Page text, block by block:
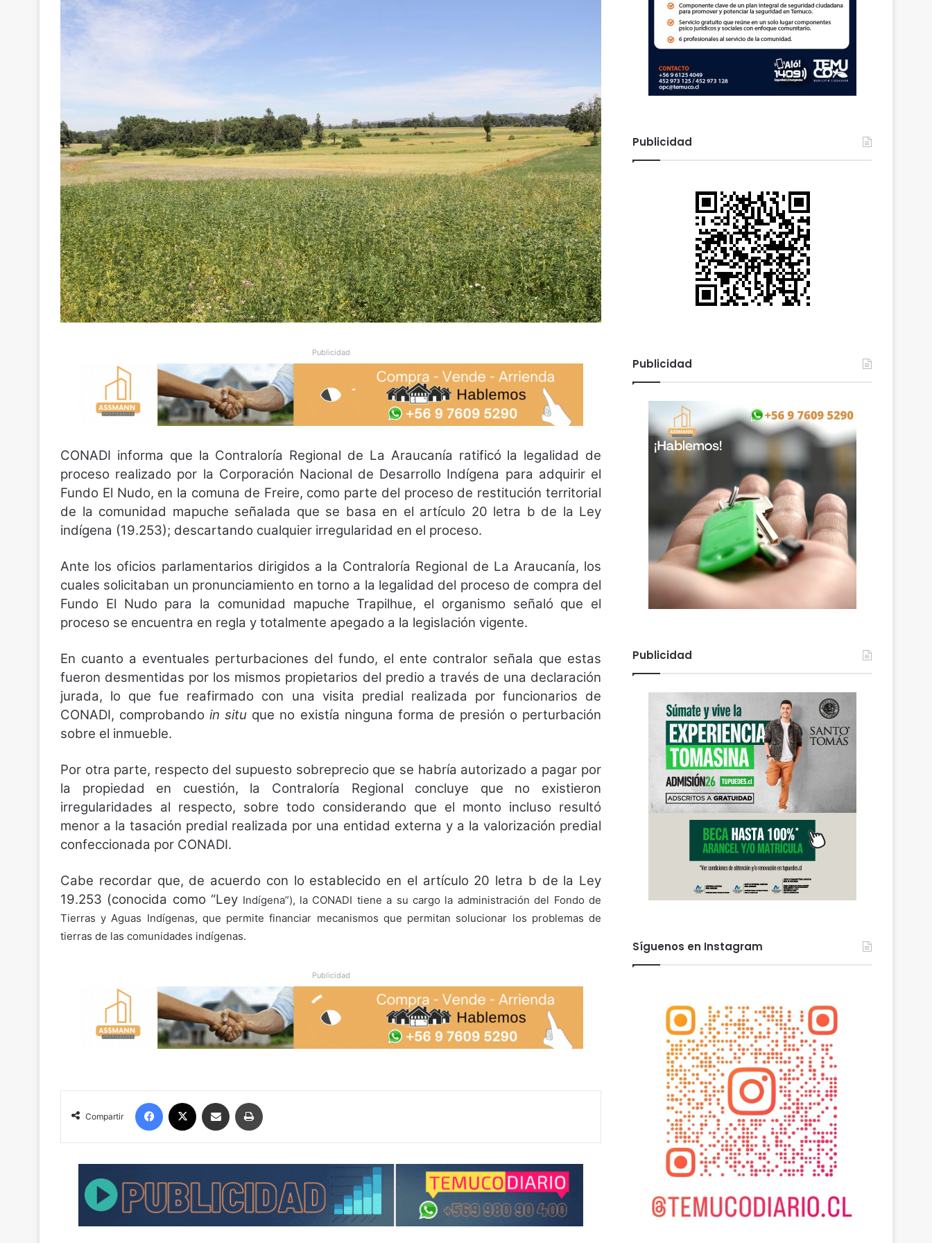
Publicidad
CONADI informa que la Contraloría Regional de La Araucanía ratificó la legalidad de
proceso realizado por la Corporación Nacional de Desarrollo Indígena para adquirir el
Fundo El Nudo, en la comuna de Freire, como parte del proceso de restitución territorial
de la comunidad mapuche señalada que se basa en el artículo 20 letra b de la Ley
indígena (19.253); descartando cualquier irregularidad en el proceso.
Ante los oficios parlamentarios dirigidos a la Contraloría Regional de La Araucanía, los
cuales solicitaban un pronunciamiento en torno a la legalidad del proceso de compra del
Fundo El Nudo para la comunidad mapuche Trapilhue, el organismo señaló que el
proceso se encuentra en regla y totalmente apegado a la legislación vigente.
En cuanto a eventuales perturbaciones del fundo, el ente contralor señala que estas
fueron desmentidas por los mismos propietarios del predio a través de una declaración
jurada, lo que fue reafirmado con una visita predial realizada por funcionarios de
CONADI, comprobandoin situ que no existía ninguna forma de presión o perturbación
sobre el inmueble.
Por otra parte, respecto del supuesto sobreprecio que se habría autorizado a pagar por
la propiedad en cuestión, la Contraloría Regional concluye que no existieron
irregularidades al respecto, sobre todo considerando que el monto incluso resultó
menor a la tasación predial realizada por una entidad externa y a la valorización predial
confeccionada por CONADI.
Cabe recordar que, de acuerdo con lo establecido en el artículo 20 letra b de la Ley
19.253 (conocida como “Ley Indígena”), la CONADI tiene a su cargo la administración del Fondo de
Tierras y Aguas Indígenas, que permite financiar mecanismos que permitan solucionar los problemas de
tierras de las comunidades indígenas.
Publicidad
Compartir
Publicidad
Publicidad
Publicidad
Síguenos en Instagram